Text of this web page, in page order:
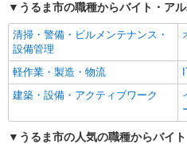
交通費支給
社員登用あり
うるま市の職種からバイト・ア
清掃・警備・ビルメンテナンス・
設備管理
軽作業・製造・物流
建築・設備・アクティブワーク
うるま市の人気の職種からバイ